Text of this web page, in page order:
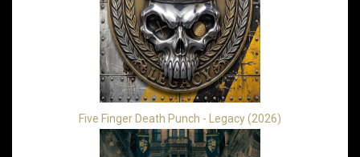
Five Finger Death Punch - Legacy (2026)